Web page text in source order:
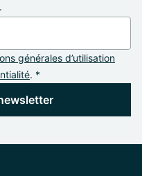
générales d’utilisation
. *